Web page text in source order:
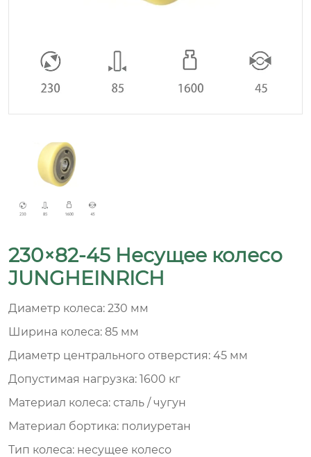
230×82-45 Hесущее колесо
JUNGHEINRICH
Диаметр колеса: 230 мм
Ширина колеса: 85 мм
Диаметр центрального отверстия: 45 мм
Допустимая нагрузка: 1600 кг
Материал колеса: сталь / чугун
Материал бортика: полиуретан
Тип колеса: несущее колесо